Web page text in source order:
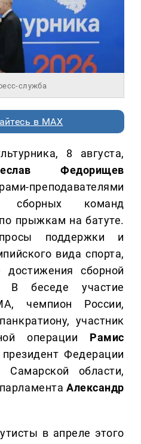
служба
в MAX
8 августа,
Федорищев
преподавателями
сборных команд
прыжкам на батуте.
поддержки и
вида спорта,
сборной
В беседе участие
чемпион России,
участник
операции Рамис
Федерации
Самарской области,
Александр
в апреле этого